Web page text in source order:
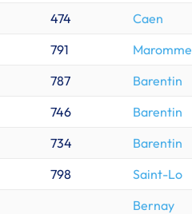
474
Caen
791
Maromme
787
Barentin
746
Barentin
734
Barentin
798
Saint-Lo
Bernay